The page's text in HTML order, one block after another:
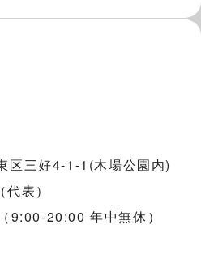
区三好4-1-1(木場公園内)
表）
9:00-20:00 年中無休）